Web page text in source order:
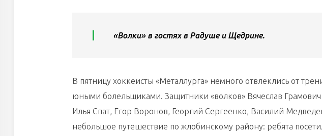
«Волки» в гостях в Радуше и Щедрине.
В пятницу хоккеисты «Металлурга» немного отвлеклись от
юными болельщиками. Защитники «волков» Вячеслав
Илья Спат, Егор Воронов, Георгий Сергеенко, Василий
небольшое путешествие по жлобинскому району: ребята